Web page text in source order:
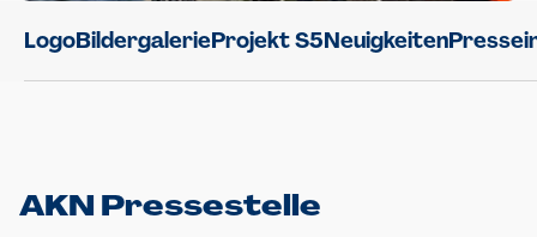
LogoBildergalerieProjekt S5Neuigkeiten
AKN Pressestelle